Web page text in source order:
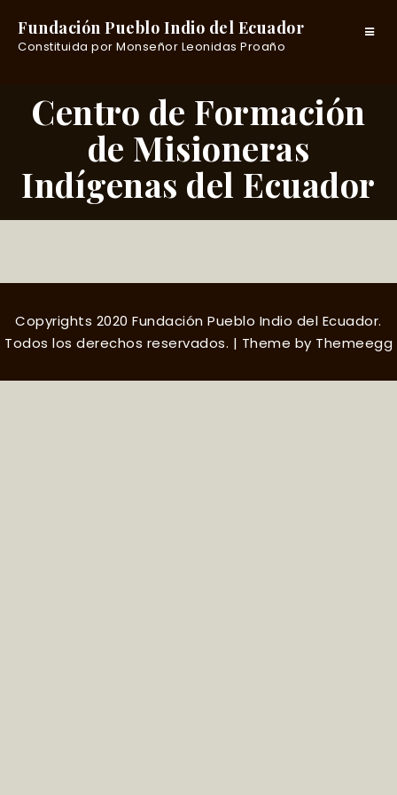
Fundación Pueblo Indio del Ecuador
Constituida por Monseñor Leonidas Proaño
Toggle
Centro de Formación
de Misioneras
Indígenas del Ecuador
Copyrights 2020 Fundación Pueblo Indio del Ecuador.
Todos los derechos reservados. | Theme by Themeegg